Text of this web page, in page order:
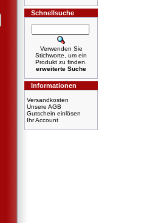
Schnellsuche
Verwenden Sie
Stichworte, um ein
Produkt zu finden.
erweiterte Suche
Informationen
Versandkosten
Unsere AGB
Gutschein einlösen
Ihr Account